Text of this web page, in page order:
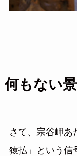
何もない
さて、宗谷岬あ
猿払」という信